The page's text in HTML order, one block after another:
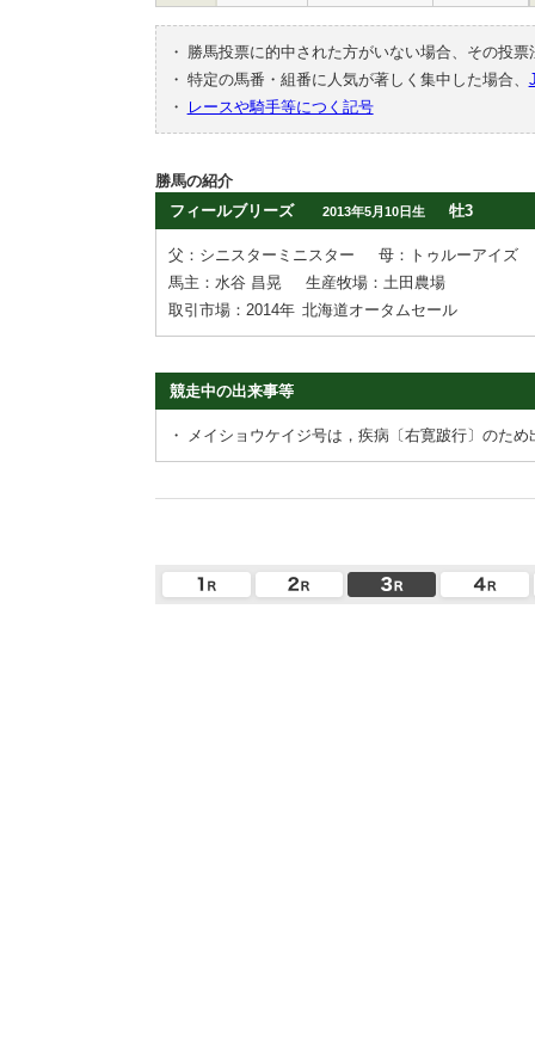
・
勝馬投票に的中された方がいない場合、その投
・ 特定の馬番・組番に人気が著しく集中した場合、
・
レースや騎手等につく記号
勝馬の紹介
フィールブリーズ
2013年5月10日生 牡3
父：シニスターミニスター
母：トゥルーアイズ
馬主：水谷 昌晃
生産牧場：土田農場
取引市場：2014年 北海道オータムセール
競走中の出来事等
・ メイショウケイジ号は，疾病〔右寛跛行〕のため